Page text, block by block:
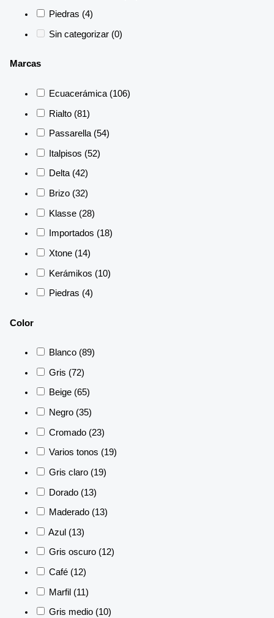
Piedras (4)
Sin categorizar (0)
Marcas
Ecuacerámica (106)
Rialto (81)
Passarella (54)
Italpisos (52)
Delta (42)
Brizo (32)
Klasse (28)
Importados (18)
Xtone (14)
Kerámikos (10)
Piedras (4)
Color
Blanco (89)
Gris (72)
Beige (65)
Negro (35)
Cromado (23)
Varios tonos (19)
Gris claro (19)
Dorado (13)
Maderado (13)
Azul (13)
Gris oscuro (12)
Café (12)
Marfil (11)
Gris medio (10)